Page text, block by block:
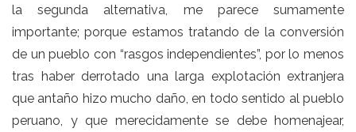
la segunda alternativa, me parece sumamente
importante; porque estamos tratando de la conversión
de un pueblo con “rasgos independientes”, por lo menos
tras haber derrotado una larga explotación extranjera
que antaño hizo mucho daño, en todo sentido al pueblo
peruano, y que merecidamente se debe homenajear,